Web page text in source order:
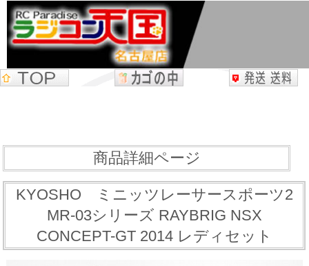
商品詳細ページ
KYOSHO ミニッツレーサースポーツ2
MR-03シリーズ RAYBRIG NSX
CONCEPT-GT 2014 レディセット